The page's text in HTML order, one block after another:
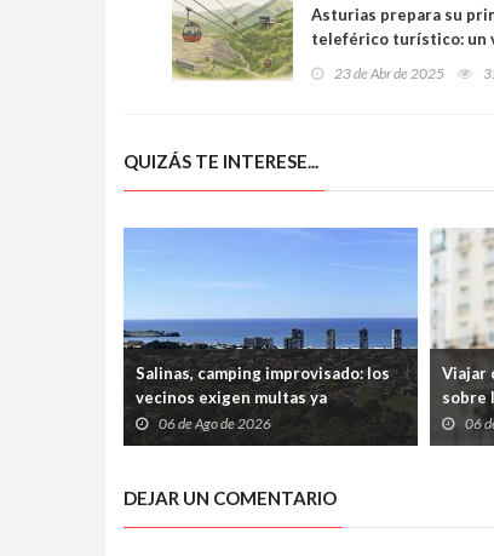
Asturias prepara su
teleférico turístico: un
entre minas, montañas y
23 de Abr de 2025
QUIZÁS TE INTERESE...
Salinas, camping improvisado: los
vecinos exigen multas ya
06 de Ago de 2026
Viajar
sobre
06
DEJAR UN COMENTARIO